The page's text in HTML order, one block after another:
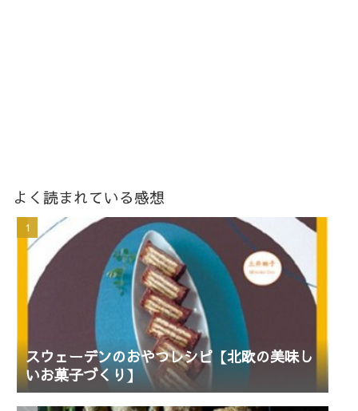
よく読まれている感想
スウェーデンのおやつレシピ【北欧の美味し
いお菓子づくり】